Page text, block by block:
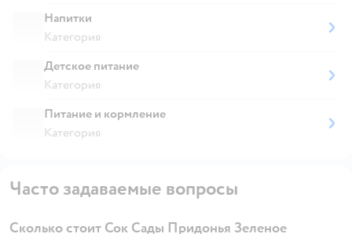
Напитки
Категория
Детское питание
Категория
Питание и кормление
Категория
Часто задаваемые вопросы
Сколько стоит Сок Сады Придонья Зеленое